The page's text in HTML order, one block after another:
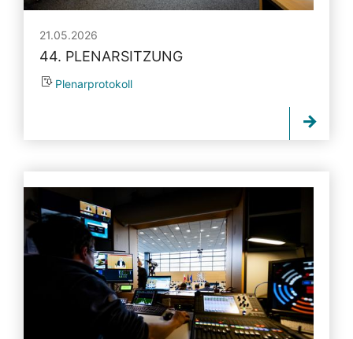
21.05.2026
44. PLENARSITZUNG
Plenarprotokoll